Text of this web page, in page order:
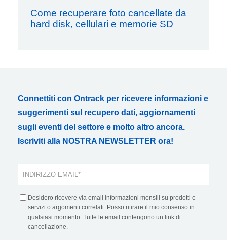
Come recuperare foto cancellate da
hard disk, cellulari e memorie SD
Connettiti con Ontrack per ricevere informazioni e
suggerimenti sul recupero dati, aggiornamenti
sugli eventi del settore e molto altro ancora.
Iscriviti alla NOSTRA NEWSLETTER ora!
Desidero ricevere via email informazioni mensili su prodotti e
servizi o argomenti correlati. Posso ritirare il mio consenso in
qualsiasi momento. Tutte le email contengono un link di
cancellazione.